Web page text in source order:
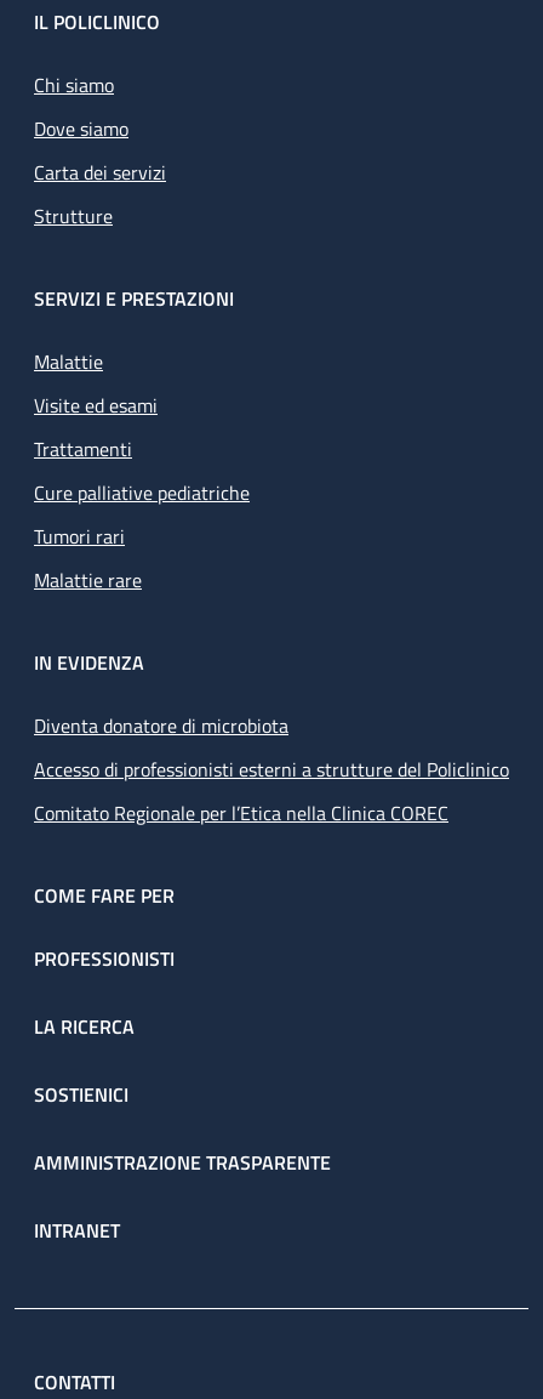
Footer
IL POLICLINICO
Chi siamo
Dove siamo
Carta dei servizi
Strutture
SERVIZI E PRESTAZIONI
Malattie
Visite ed esami
Trattamenti
Cure palliative pediatriche
Tumori rari
Malattie rare
IN EVIDENZA
Diventa donatore di microbiota
Accesso di professionisti esterni a strutture del Policlinico
Comitato Regionale per l’Etica nella Clinica COREC
COME FARE PER
PROFESSIONISTI
LA RICERCA
SOSTIENICI
AMMINISTRAZIONE TRASPARENTE
INTRANET
CONTATTI